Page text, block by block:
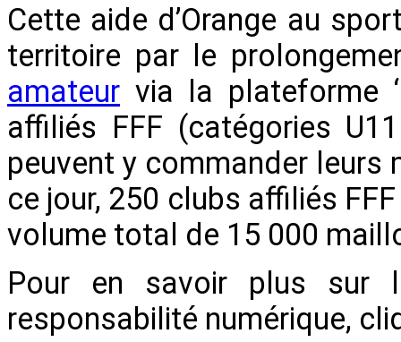
Cette aide d’Orange au
territoire par le
amateur via la plateforme
affiliés FFF (catégories
peuvent y commander leurs
ce jour, 250 clubs affiliés
volume total de 15 000
Pour en savoir plus sur
responsabilité numérique,